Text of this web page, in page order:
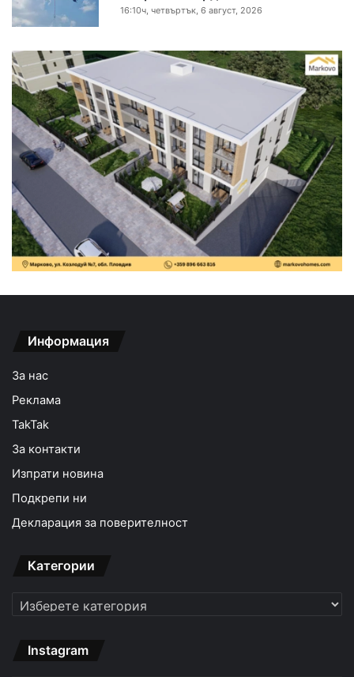
16:10ч, четвъртък, 6 август, 2026
Информация
За нас
Реклама
TakTak
За контакти
Изпрати новина
Подкрепи ни
Декларация за поверителност
Категории
Категории
Instagram